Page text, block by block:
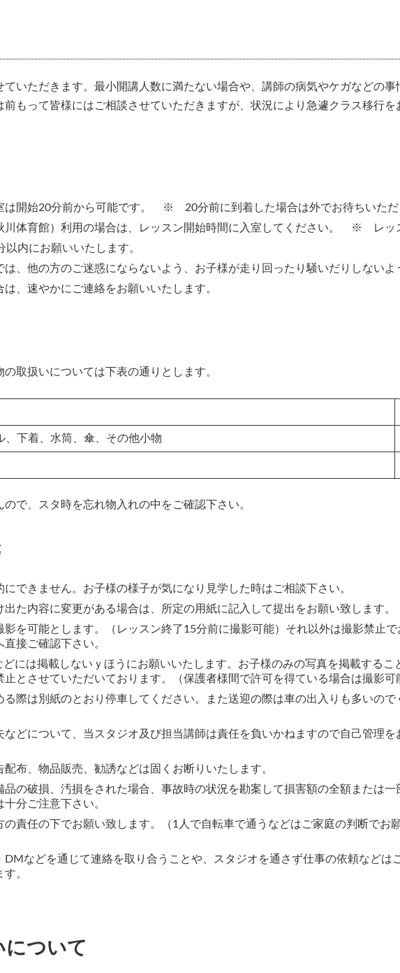
ていただきます。最小開講人数に満たない場合や、講師の病気やケガなどの
前もって皆様にはご相談させていただきますが、状況により急遽クラス移行
は開始20分前から可能です。 ※ 20分前に到着した場合は外でお待ちいただ
川体育館）利用の場合は、レッスン開始時間に入室してください。 ※ レッ
内にお願いいたします。
、他の方のご迷惑にならないよう、お子様が走り回ったり騒いだりしないよ
、速やかにご連絡をお願いいたします。
取扱いについては下表の通りとします。
、下着、水筒、傘、その他小物
で、スタ時を忘れ物入れの中をご確認下さい。
できません。お子様の様子が気になり見学した時はご相談下さい。
た内容に変更がある場合は、所定の用紙に記入して提出をお願い致します。
を可能とします。（レッスン終了15分前に撮影可能）それ以外は撮影禁止
接ご確認下さい。
どには掲載しないｙほうにお願いいたします。お子様のみの写真を掲載する
とさせていただいております。（保護者様間で許可を得ている場合は撮影可
る際は別紙のとおり停車してください。また送迎の際は車の出入りも多いの
などについて、当スタジオ及び担当講師は責任を負いかねますので自己管理
配布、物品販売、勧誘などは固くお断りいたします。
品の破損、汚損をされた場合、事故時の状況を勘案して損害額の全額または一
分ご注意下さい。
の責任の下でお願い致します。（1人で自転車で通うなどはご家庭の判断でお
DMなどを通じて連絡を取り合うことや、スタジオを通さず仕事の依頼などは
。
について